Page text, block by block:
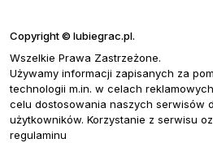
Copyright © lubiegrac.pl.
Wszelkie Prawa Zastrzeżone.
Używamy informacji zapisanych za
technologii m.in. w celach
celu dostosowania naszych serwisów
użytkowników. Korzystanie z serwisu
regulaminu